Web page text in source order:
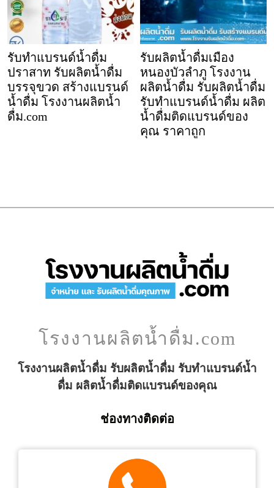
รับทำแบรนด์น้ำดื่ม
ปราสาท รับผลิตน้ำดื่ม
บรรจุขวด สร้างแบรนด์
น้ำดื่ม โรงงานผลิตน้ำ
ดื่ม.com
รับผลิตน้ำดื่มเมือง
หนองบัวลำภู โรงงาน
ผลิตน้ำดื่ม รับผลิตน้ำดื่ม
รับทำแบรนด์น้ำดื่ม ผลิต
น้ำดื่มติดแบรนด์ของ
คุณ ราคาถูก
โรงงานผลิตน้ำดื่ม.com
โรงงานผลิตน้ำดื่ม รับผลิตน้ำดื่ม รับทำแบรนด์น้ำ
ดื่ม ผลิตน้ำดื่มติดแบรนด์ของคุณ
ช่องทางติดต่อ